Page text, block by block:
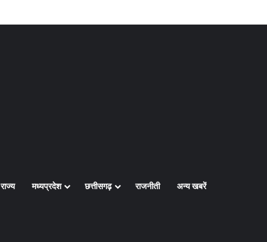
राज्य मध्यप्रदेश छत्तीसगढ़ राजनीती अन्य खबरें